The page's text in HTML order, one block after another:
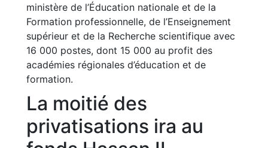
ministère de l’Éducation nationale et de la
Formation professionnelle, de l’Enseignement
supérieur et de la Recherche scientifique avec
16 000 postes, dont 15 000 au profit des
académies régionales d’éducation et de
formation.
La moitié des
privatisations ira au